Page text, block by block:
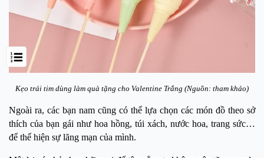
Kẹo trái tim dùng làm quà tặng cho Valentine Trắng (Nguồn: tham khảo)
Ngoài ra, các bạn nam cũng có thể lựa chọn các món đồ theo sở
thích của bạn gái như hoa hồng, túi xách, nước hoa, trang sức…
để thể hiện sự lãng mạn của mình.